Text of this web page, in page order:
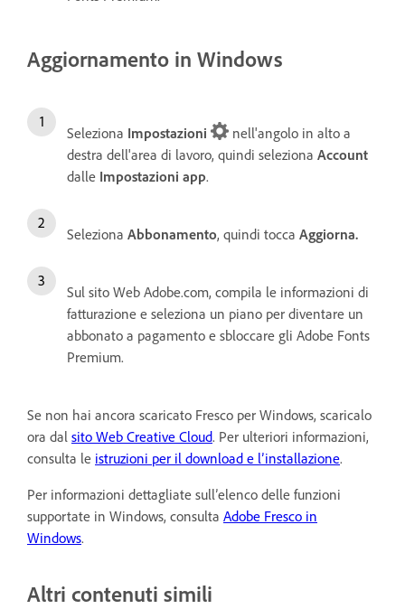
Aggiornamento in Windows
Seleziona Impostazioni
nell'angolo in alto a
destra dell'area di lavoro, quindi seleziona Account
dalle Impostazioni app.
Seleziona Abbonamento, quindi tocca Aggiorna.
Sul sito Web Adobe.com, compila le informazioni di
fatturazione e seleziona un piano per diventare un
abbonato a pagamento e sbloccare gli Adobe Fonts
Premium.
Se non hai ancora scaricato Fresco per Windows, scaricalo
ora dal sito Web Creative Cloud. Per ulteriori informazioni,
consulta le istruzioni per il download e l’installazione.
Per informazioni dettagliate sull’elenco delle funzioni
supportate in Windows, consulta Adobe Fresco in
Windows.
Altri contenuti simili